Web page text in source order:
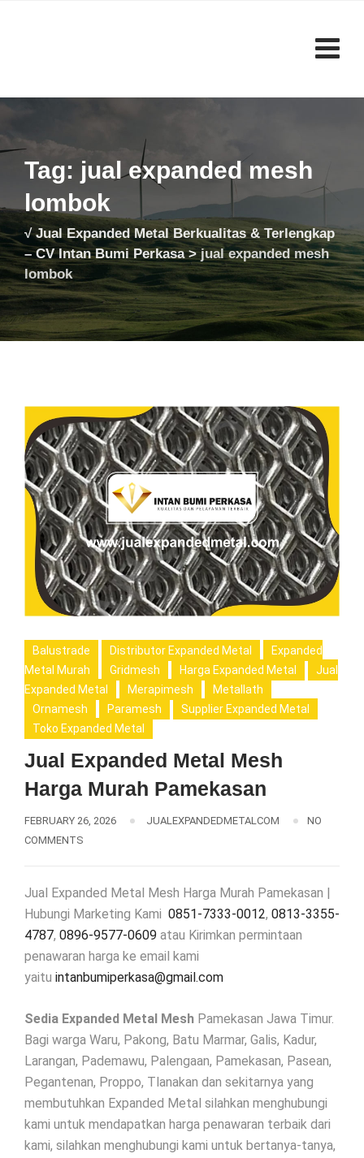
Tag: jual expanded mesh
lombok
√ Jual Expanded Metal Berkualitas & Terlengkap
– CV Intan Bumi Perkasa>jual expanded mesh
lombok
Balustrade Distributor Expanded Metal
Expanded
Metal Murah
Gridmesh Harga Expanded Metal
Jual
Expanded Metal
Merapimesh
Metallath
Ornamesh
Paramesh
Supplier Expanded Metal
Toko Expanded Metal
Jual Expanded Metal Mesh
Harga Murah Pamekasan
FEBRUARY 26, 2026 JUALEXPANDEDMETALCOM
NO
COMMENTS
Jual Expanded Metal Mesh Harga Murah Pamekasan |
Hubungi Marketing Kami 0851-7333-0012, 0813-3355-
4787, 0896-9577-0609 atau Kirimkan permintaan
penawaran harga ke email kami
yaitu intanbumiperkasa@gmail.com
Sedia Expanded Metal Mesh Pamekasan Jawa Timur.
Bagi warga Waru, Pakong, Batu Marmar, Galis, Kadur,
Larangan, Pademawu, Palengaan, Pamekasan, Pasean,
Pegantenan, Proppo, Tlanakan dan sekitarnya yang
membutuhkan Expanded Metal silahkan menghubungi
kami untuk mendapatkan harga penawaran terbaik dari
kami, silahkan menghubungi kami untuk bertanya-tanya,